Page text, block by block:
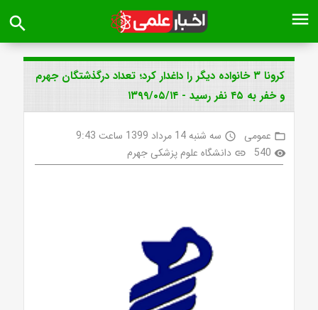
menu
search
کرونا ۳ خانواده دیگر را داغدار کرد؛ تعداد درگذشتگان جهرم
و خفر به ۴۵ نفر رسید - ۱۳۹۹/۰۵/۱۴
folder_open عمومی access_time سه شنبه 14 مرداد 1399 ساعت 9:43
visibility
540
link دانشگاه علوم پزشکی جهرم